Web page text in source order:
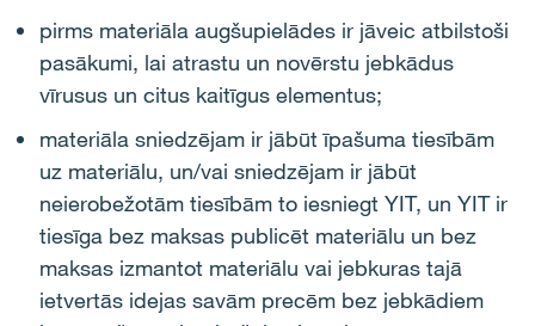
pirms materiāla augšupielādes ir jāveic atbilstoši
pasākumi, lai atrastu un novērstu jebkādus
vīrusus un citus kaitīgus elementus;
materiāla sniedzējam ir jābūt īpašuma tiesībām
uz materiālu, un/vai sniedzējam ir jābūt
neierobežotām tiesībām to iesniegt YIT, un YIT ir
tiesīga bez maksas publicēt materiālu un bez
maksas izmantot materiālu vai jebkuras tajā
ietvertās idejas savām precēm bez jebkādiem